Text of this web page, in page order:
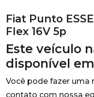
Fiat Punto
Flex 16V 5p
Este veículo
disponível
Você pode fazer uma
contato com nossa